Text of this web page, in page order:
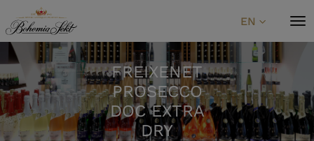
Skip to content
EN
FREIXENET
PROSECCO
DOC EXTRA
DRY